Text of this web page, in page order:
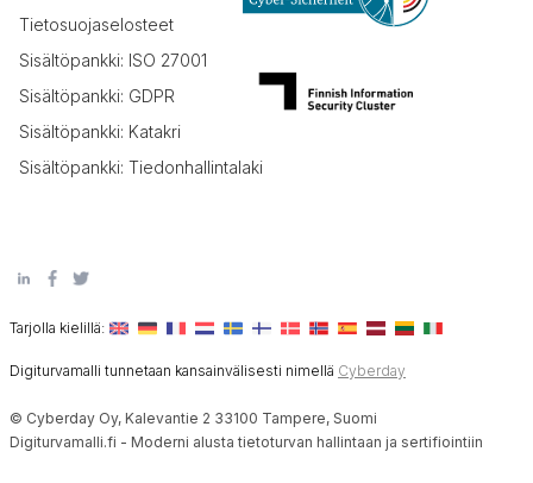
Tietosuojaselosteet
Sisältöpankki: ISO 27001
Sisältöpankki: GDPR
Sisältöpankki: Katakri
Sisältöpankki: Tiedonhallintalaki
Tarjolla kielillä:
Digiturvamalli tunnetaan kansainvälisesti nimellä Cyberday
© Cyberday Oy, Kalevantie 2 33100 Tampere, Suomi
Digiturvamalli.fi - Moderni alusta tietoturvan hallintaan ja sertifiointiin